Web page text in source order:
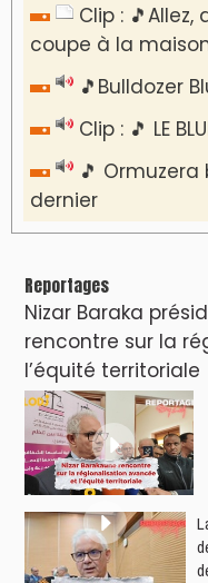
Clip :
coupe à la
🎵Bulldozer
Clip : 🎵 LE
🎵
dernier
Reportages
Nizar Baraka
rencontre sur la
l’équité territoriale